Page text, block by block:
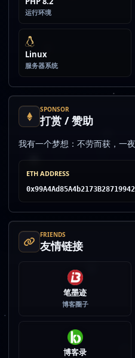
运行环境
Linux
服务器系统
SPONSOR
打赏 / 赞助
我有一个梦想：不劳而获，一
ETH ADDRESS
FRIENDS
友情链接
笔墨迹
博客圈子
博客录